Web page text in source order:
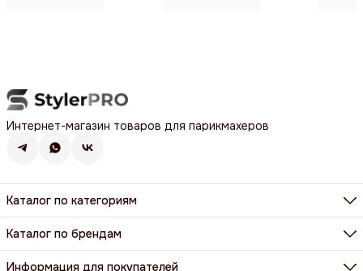
Интернет-магазин товаров для парикмахеров
Каталог по категориям
Фены, фен-щетки, аксессуары
Машинки, триммеры, шейверы
Щипцы, плойки, стайлеры
Парикмахерские ножницы и бритвы
Каталог по брендам
BaByliss Pro
Dewal
Информация для покупателей